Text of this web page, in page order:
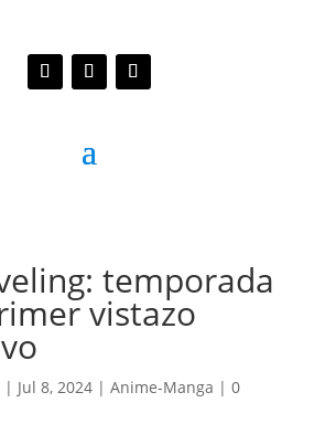
temporada
vistazo
| Jul 8, 2024| Anime-Manga | 0